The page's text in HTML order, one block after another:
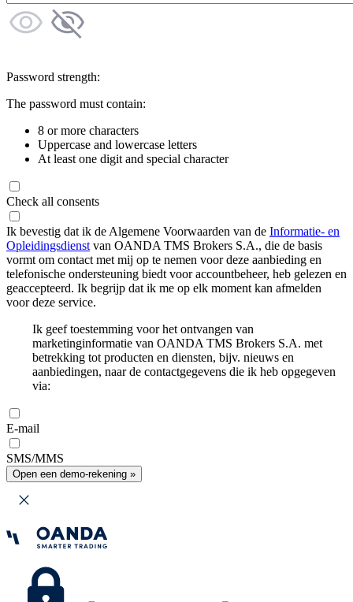
Password strength:
The password must contain:
8 or more characters
Uppercase and lowercase letters
At least one digit and special character
Check all consents
Ik bevestig dat ik de Algemene Voorwaarden van de Informatie- en
Opleidingsdienst van OANDA TMS Brokers S.A., die de basis
vormt om contact met mij op te nemen voor deze aanbieding en
telefonische ondersteuning biedt voor accountbeheer, heb gelezen en
geaccepteerd. Ik begrijp dat ik me op elk moment kan afmelden
voor deze service.
Ik geef toestemming voor het ontvangen van
marketinginformatie van OANDA TMS Brokers S.A. met
betrekking tot producten en diensten, bijv. nieuws en
aanbiedingen, naar de contactgegevens die ik heb opgegeven
via:
E-mail
SMS/MMS
Open een demo-rekening »